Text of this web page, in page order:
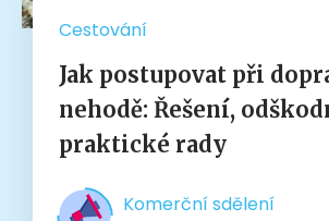
Cestování
Jak postupovat při
nehodě: Řešení,
praktické rady
Komerční sdělení